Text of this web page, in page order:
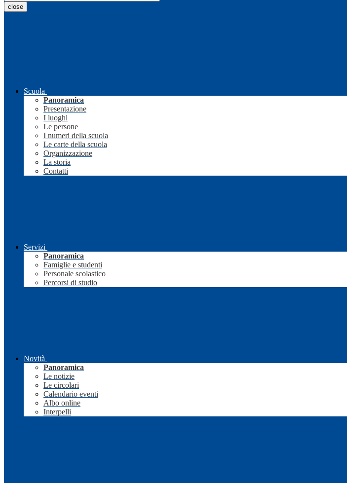
close
Scuola
Panoramica
Presentazione
I luoghi
Le persone
I numeri della scuola
Le carte della scuola
Organizzazione
La storia
Contatti
Servizi
Panoramica
Famiglie e studenti
Personale scolastico
Percorsi di studio
Novità
Panoramica
Le notizie
Le circolari
Calendario eventi
Albo online
Interpelli